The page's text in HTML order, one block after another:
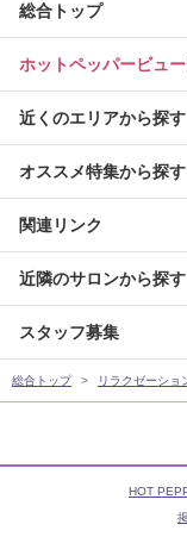
総合トップ
ホットペッパービュ
近くのエリアから探す
オススメ特集から探す
関連リンク
近隣のサロンから探す
スタッフ募集
総合トップ リラクゼーショ
HOT